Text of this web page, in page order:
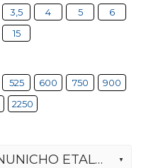
3,5 4 5
6
15
525 600 750
900
2250
Мат нагревательный NUNICHO ETALON SHP 1050 Вт/7,0м2